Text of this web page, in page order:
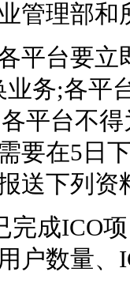
管理部和
台要立
务;各平
平台不
要在5日
送下列
成ICO项
户数量、